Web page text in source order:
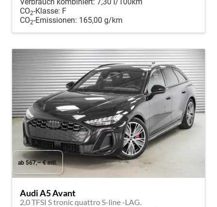
CO2-Klasse: F
CO2-Emissionen: 165,00 g/km
ab 567,– € mtl.
Audi A5 Avant
2,0 TFSI S tronic quattro S-line -LAG.